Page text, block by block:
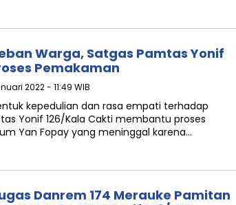
Warga, Satgas Pamtas Yonif
Pemakaman
2022 - 11:49 WIB
kepedulian dan rasa empati terhadap
Yonif 126/Kala Cakti membantu proses
Yan Fopay yang meninggal karena…
Danrem 174 Merauke Pamitan